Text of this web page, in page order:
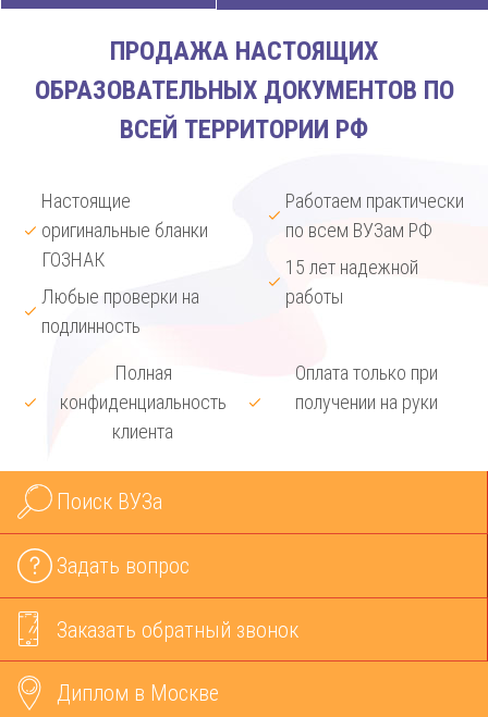
ПРОДАЖА НАСТОЯЩИХ
ОБРАЗОВАТЕЛЬНЫХ ДОКУМЕНТОВ ПО
ВСЕЙ ТЕРРИТОРИИ РФ
Настоящие
оригинальные бланки
ГОЗНАК
Любые проверки на
подлинность
Работаем практически
по всем ВУЗам РФ
15 лет надежной
работы
Полная
конфиденциальность
клиента
Оплата только при
получении на руки
Поиск ВУЗа
Задать вопрос
Заказать обратный звонок
Диплом в Москве